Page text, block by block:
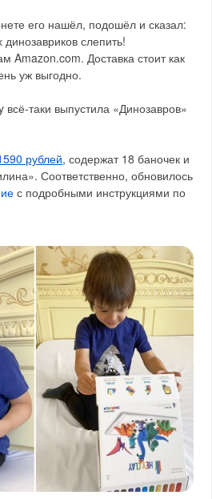
его нашёл, подошёл и сказал:
слепить!
Amazon.com. Доставка стоит как
уж выгодно.
таки выпустила «Динозавров»
рублей, содержат 18 баночек и
Соответственно, обновилось
с подробными инструкциями по